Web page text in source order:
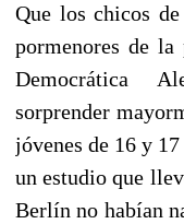
Que los chicos
pormenores de
Democrática
sorprender
jóvenes de 16 y
un estudio que
Berlín no habían